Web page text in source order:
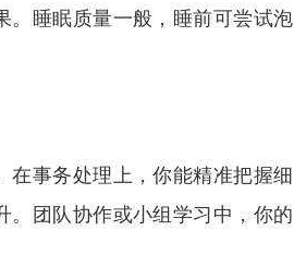
。睡眠质量一般，睡前可尝试泡
在事务处理上，你能精准把握细
。团队协作或小组学习中，你的